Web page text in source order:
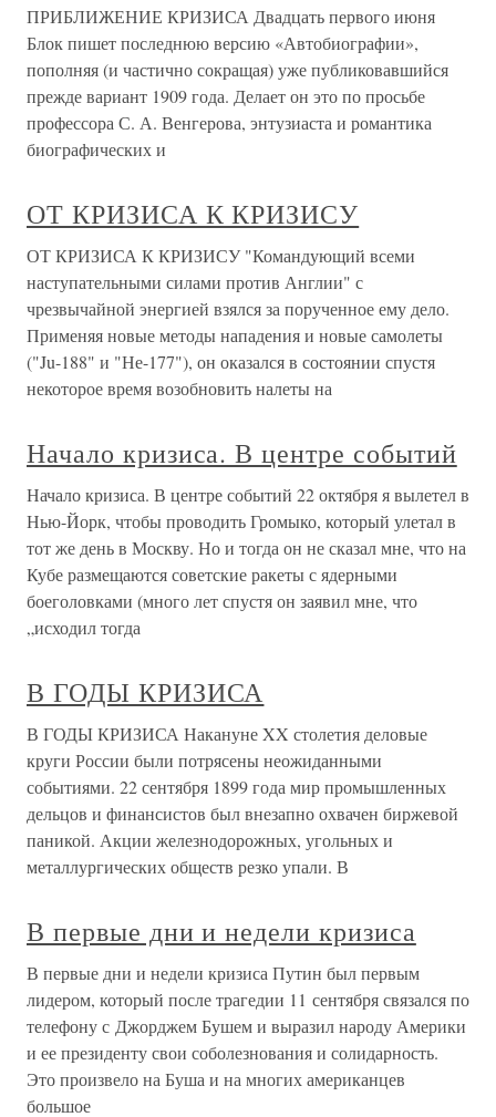
ПРИБЛИЖЕНИЕ КРИЗИСА Двадцать первого июня
Блок пишет последнюю версию «Автобиографии»,
пополняя (и частично сокращая) уже публиковавшийся
прежде вариант 1909 года. Делает он это по просьбе
профессора С. А. Венгерова, энтузиаста и романтика
биографических и
ОТ КРИЗИСА К КРИЗИСУ
ОТ КРИЗИСА К КРИЗИСУ "Командующий всеми
наступательными силами против Англии" с
чрезвычайной энергией взялся за порученное ему дело.
Применяя новые методы нападения и новые самолеты
("Ju-188" и "Не-177"), он оказался в состоянии спустя
некоторое время возобновить налеты на
Начало кризиса. В центре событий
Начало кризиса. В центре событий 22 октября я вылетел в
Нью-Йорк, чтобы проводить Громыко, который улетал в
тот же день в Москву. Но и тогда он не сказал мне, что на
Кубе размещаются советские ракеты с ядерными
боеголовками (много лет спустя он заявил мне, что
„исходил тогда
В ГОДЫ КРИЗИСА
В ГОДЫ КРИЗИСА Накануне XX столетия деловые
круги России были потрясены неожиданными
событиями. 22 сентября 1899 года мир промышленных
дельцов и финансистов был внезапно охвачен биржевой
паникой. Акции железнодорожных, угольных и
металлургических обществ резко упали. В
В первые дни и недели кризиса
В первые дни и недели кризиса Путин был первым
лидером, который после трагедии 11 сентября связался по
телефону с Джорджем Бушем и выразил народу Америки
и ее президенту свои соболезнования и солидарность.
Это произвело на Буша и на многих американцев
большое